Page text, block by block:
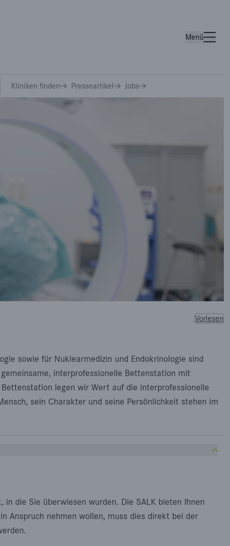
Menü
Wichtige Links
Kliniken finden Presseartikel Jobs
Vorlesen
sowie für Nuklearmedizin und Endokrinologie sind
interprofessionelle Bettenstation mit
legen wir Wert auf die interprofessionelle
sein Charakter und seine Persönlichkeit stehen im
die Sie überwiesen wurden. Die SALK bieten Ihnen
Anspruch nehmen wollen, muss dies direkt bei der